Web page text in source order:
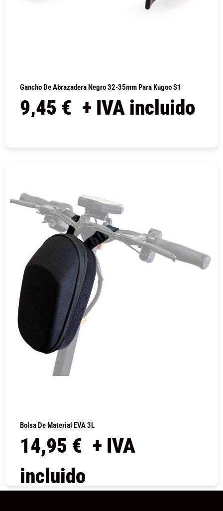
Gancho De Abrazadera Negro 32-35mm Para Kugoo S1
9,45 € + IVA incluido
Bolsa De Material EVA 3L
14,95 € + IVA
incluido